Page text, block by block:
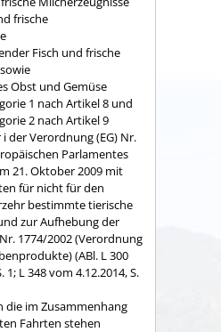
frische
Fisch und frische
Obst und Gemüse
1 nach Artikel 8 und
2 nach Artikel 9
der Verordnung (EG) Nr.
Parlamentes
21. Oktober 2009 mit
für nicht für den
bestimmte tierische
zur Aufhebung der
1774/2002 (Verordnung
(ABl. L 300
1; L 348 vom 4.12.2014, S.
die im Zusammenhang
Fahrten stehen